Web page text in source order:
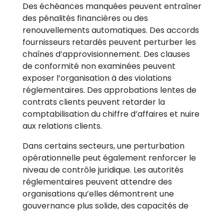
Des échéances manquées peuvent entraîner
des pénalités financières ou des
renouvellements automatiques. Des accords
fournisseurs retardés peuvent perturber les
chaînes d’approvisionnement. Des clauses
de conformité non examinées peuvent
exposer l’organisation à des violations
réglementaires. Des approbations lentes de
contrats clients peuvent retarder la
comptabilisation du chiffre d’affaires et nuire
aux relations clients.
Dans certains secteurs, une perturbation
opérationnelle peut également renforcer le
niveau de contrôle juridique. Les autorités
réglementaires peuvent attendre des
organisations qu’elles démontrent une
gouvernance plus solide, des capacités de